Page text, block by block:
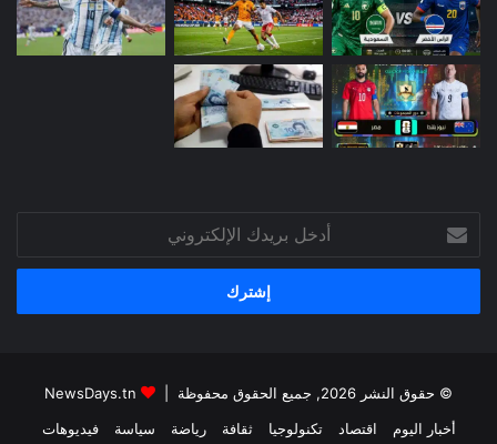
بريدك
الإلكتروني
© حقوق النشر 2026, جميع الحقوق محفوظة |
أخبار اليوم
اقتصاد تكنولوجيا ثقافة رياضة سياسة فيديوهات